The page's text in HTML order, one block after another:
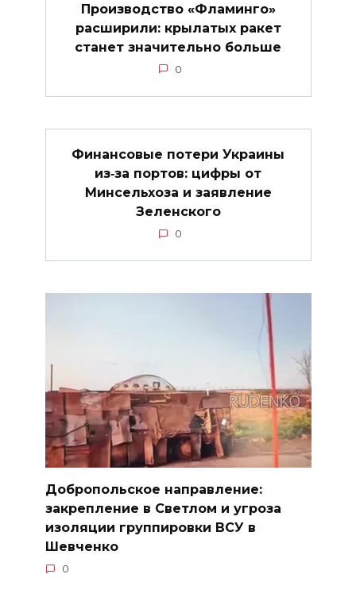
Производство «Фламинго»
расширили: крылатых ракет
станет значительно больше
0
Финансовые потери Украины
из‑за портов: цифры от
Минсельхоза и заявление
Зеленского
0
Добропольское направление:
закрепление в Светлом и угроза
изоляции группировки ВСУ в
Шевченко
0